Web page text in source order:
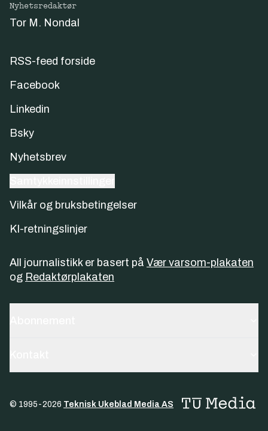
Nyhetsredaktør
Tor M. Nondal
RSS-feed forside
Facebook
Linkedin
Bsky
Nyhetsbrev
Vilkår og bruksbetingelser
KI-retningslinjer
All journalistikk er basert på Vær varsom-plakaten
og Redaktørplakaten
© 1995-2026 Teknisk Ukeblad Media AS